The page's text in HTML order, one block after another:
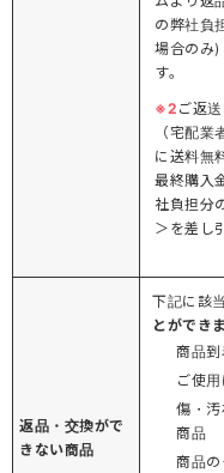
の弊社負
場合のみ)
す。
※2 ご返
（宅配
に送料無
最終購入
社負担分
＞を差し
返品・交換がで
きない商品
下記に該
とができ
商品
ご使
傷・
商品
商品